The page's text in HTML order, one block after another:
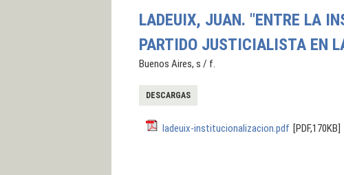
LADEUIX, JUAN. "ENTRE LA
PARTIDO JUSTICIALISTA EN
Buenos Aires, s / f.
DESCARGAS
ladeuix-institucionalizacion.pdf [PDF,170KB]